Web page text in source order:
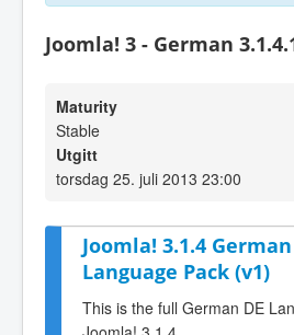
Joomla! 3 - German
Maturity
Stable
Utgitt
torsdag 25. juli 2013 23:00
Joomla! 3.1.4 German
Language Pack (v1)
This is the full German DE